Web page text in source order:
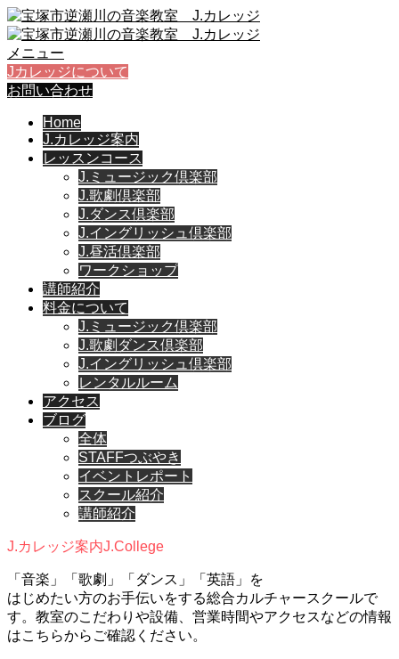
メニュー
Jカレッジについて
お問い合わせ
Home
J.カレッジ案内
レッスンコース
J.ミュージック倶楽部
J.歌劇倶楽部
J.ダンス倶楽部
J.イングリッシュ倶楽部
J.昼活倶楽部
ワークショップ
講師紹介
料金について
J.ミュージック倶楽部
J.歌劇ダンス倶楽部
J.イングリッシュ倶楽部
レンタルルーム
アクセス
ブログ
全体
STAFFつぶやき
イベントレポート
スクール紹介
講師紹介
J.カレッジ案内J.College
「音楽」「歌劇」「ダンス」「英語」を
はじめたい方のお手伝いをする総合カルチャースクールで
す。教室のこだわりや設備、営業時間やアクセスなどの情報
はこちらからご確認ください。